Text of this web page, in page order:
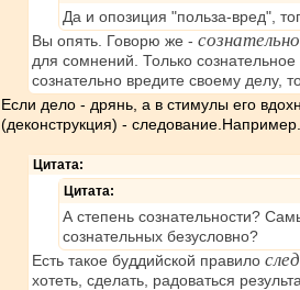
Да и опозиция "польза-вред",
Вы опять. Говорю же - сознательно
для сомнений. Только
сознательно вредите своему делу,
Если дело - дрянь, а в стимулы его
(деконструкция) -
Цитата:
Цитата:
А степень сознательности?
сознательных безусловно?
Есть такое буддийской правило
хотеть, сделать, радоваться